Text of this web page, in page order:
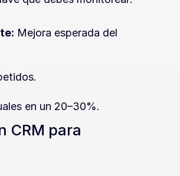
Mejora esperada del
en un 20–30%.
CRM para